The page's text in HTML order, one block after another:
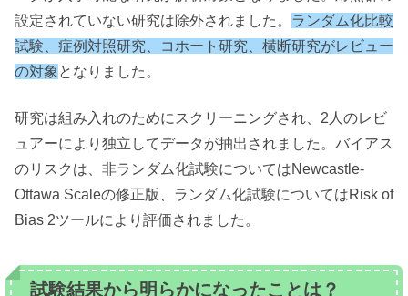
設定されていない研究は除外されました。 ランダム化比較
試験、症例対照研究、コホート研究、横断研究がレビュー
の対象 となりました。
研究は組み入れのためにスクリーニングされ、2人のレビ
ュアーにより独立してデータが抽出されました。バイアス
のリスクは、非ランダム化試験についてはNewcastle-
Ottawa Scaleの修正版、ランダム化試験についてはRisk of
Bias 2ツールにより評価されました。
試験結果から明らかになったことは？